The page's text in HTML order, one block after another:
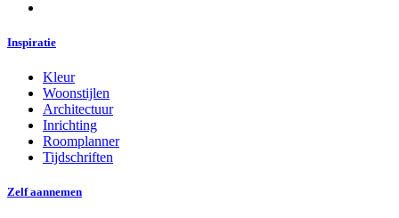
Inspiratie
Kleur
Woonstijlen
Architectuur
Inrichting
Roomplanner
Tijdschriften
Zelf aannemen